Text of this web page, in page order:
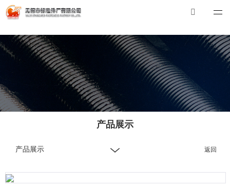
华体会体育_华体会（中国）
E-mail：
xibiao@craftstrading.com
华体会体育_华体会（中国）
产品展示
产品展示 返回